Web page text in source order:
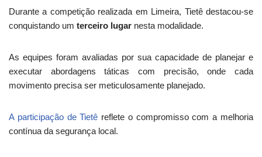
Durante a competição realizada em Limeira, Tietê destacou-se
conquistando um terceiro lugar nesta modalidade.
As equipes foram avaliadas por sua capacidade de planejar e
executar abordagens táticas com precisão, onde cada
movimento precisa ser meticulosamente planejado.
A participação de Tietê reflete o compromisso com a melhoria
contínua da segurança local.